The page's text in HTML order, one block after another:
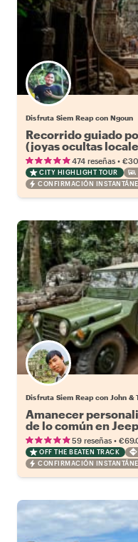
Disfruta Siem Reap con Ngoun
Recorrido guiado
(joyas ocultas
474 reseñas •
CITY HIGHLIGHT TOUR
CONFIRMACIÓN
Disfruta Siem Reap con John &
Amanecer
de lo común en Jeep
59 reseñas •
OFF THE BEATEN TRACK
CONFIRMACIÓN